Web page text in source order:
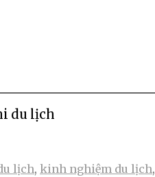
du lịch
lịch, kinh nghiệm du lịch,